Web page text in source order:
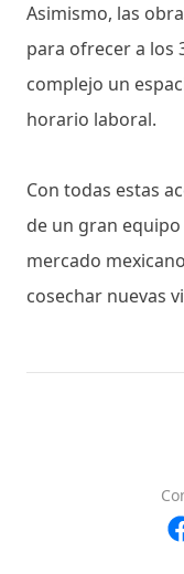
Asimismo, las
para ofrecer a los
complejo un
horario laboral.
Con todas estas
de un gran
mercado
cosechar nuevas